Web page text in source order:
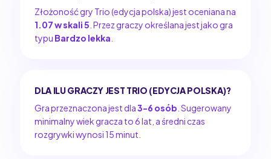
Złożoność gry Trio (edycja polska) jest oceniana na
1.07 w skali 5 . Przez graczy określana jest jako gra
typu Bardzo lekka
DLA ILU GRACZY JEST TRIO (EDYCJA POLSKA)?
Gra przeznaczona jest dla3-6 osób . Sugerowany
minimalny wiek gracza to 6 lat, a średni czas
rozgrywki wynosi 15 minut.